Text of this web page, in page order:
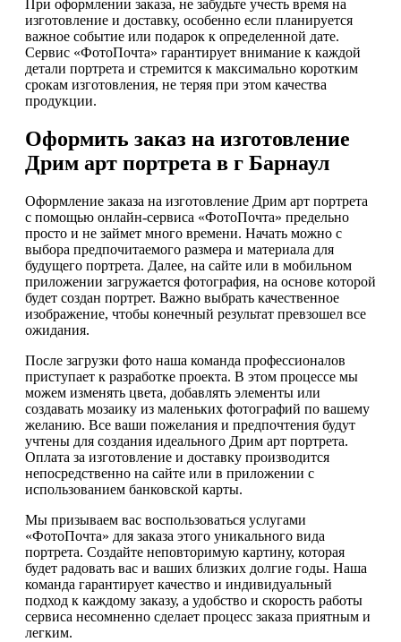
При оформлении заказа, не забудьте учесть время на
изготовление и доставку, особенно если планируется
важное событие или подарок к определенной дате.
Сервис «ФотоПочта» гарантирует внимание к каждой
детали портрета и стремится к максимально коротким
срокам изготовления, не теряя при этом качества
продукции.
Оформить заказ на изготовление
Дрим арт портрета в г Барнаул
Оформление заказа на изготовление Дрим арт портрета
с помощью онлайн-сервиса «ФотоПочта» предельно
просто и не займет много времени. Начать можно с
выбора предпочитаемого размера и материала для
будущего портрета. Далее, на сайте или в мобильном
приложении загружается фотография, на основе которой
будет создан портрет. Важно выбрать качественное
изображение, чтобы конечный результат превзошел все
ожидания.
После загрузки фото наша команда профессионалов
приступает к разработке проекта. В этом процессе мы
можем изменять цвета, добавлять элементы или
создавать мозаику из маленьких фотографий по вашему
желанию. Все ваши пожелания и предпочтения будут
учтены для создания идеального Дрим арт портрета.
Оплата за изготовление и доставку производится
непосредственно на сайте или в приложении с
использованием банковской карты.
Мы призываем вас воспользоваться услугами
«ФотоПочта» для заказа этого уникального вида
портрета. Создайте неповторимую картину, которая
будет радовать вас и ваших близких долгие годы. Наша
команда гарантирует качество и индивидуальный
подход к каждому заказу, а удобство и скорость работы
сервиса несомненно сделает процесс заказа приятным и
легким.